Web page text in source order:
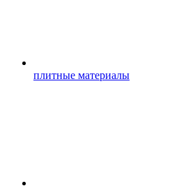
плитные материалы